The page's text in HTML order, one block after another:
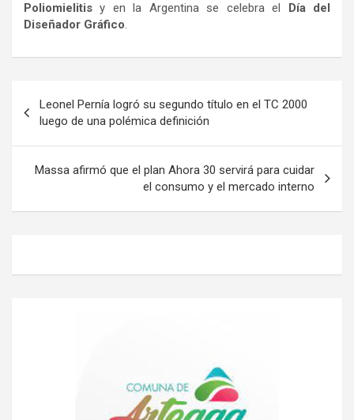
Poliomielitisy en la Argentina se celebra el Día del
Diseñador Gráfico.
de
entradas
Leonel Pernía logró su segundo título en el TC 2000
luego de una polémica definición
Massa afirmó que el plan Ahora 30 servirá para cuidar
el consumo y el mercado interno